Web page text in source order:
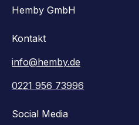
Hemby GmbH
Kontakt
info@hemby.de
0221 956 73996
Social Media